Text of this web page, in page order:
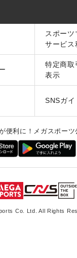
スポーツ
サービス
特定商取
表示
SNSガイ
便利に！メガスポーツ
Co. Ltd. All Rights